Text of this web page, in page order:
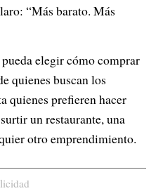
“Más barato. Más
elegir cómo comprar
quienes buscan los
quienes prefieren hacer
un restaurante, una
otro emprendimiento.